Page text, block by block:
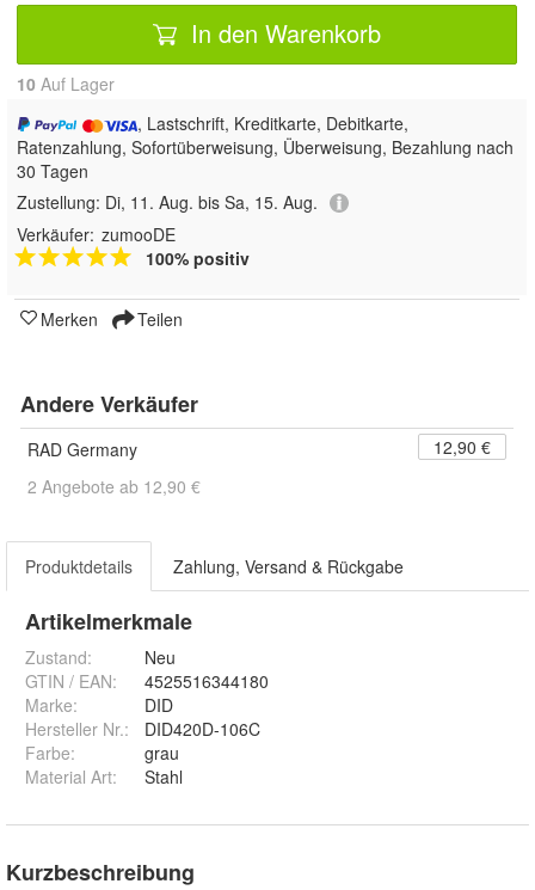
In den Warenkorb
10 Auf Lager
, Lastschrift, Kreditkarte, Debitkarte,
Ratenzahlung, Sofortüberweisung, Überweisung, Bezahlung nach
30 Tagen
Zustellung: Di, 11. Aug. bis Sa, 15. Aug.
Verkäufer: zumooDE
100% positiv
Merken Teilen
Andere Verkäufer
RAD Germany
12,90 €
2 Angebote ab 12,90 €
Produktdetails Zahlung, Versand & Rückgabe
Artikelmerkmale
Zustand:
Neu
GTIN / EAN:
4525516344180
Marke:
DID
Hersteller Nr.:
DID420D-106C
Farbe:
grau
Material Art: Stahl
Kurzbeschreibung